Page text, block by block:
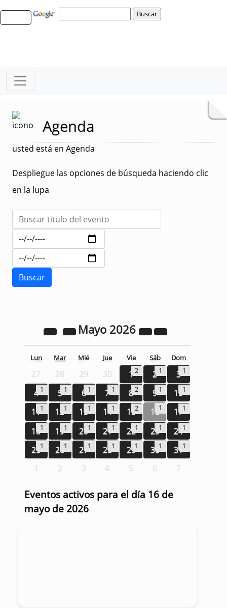
Agenda
usted está en Agenda
Despliegue las opciones de búsqueda haciendo clic
en la lupa
Mayo 2026
Lun Mar Mié Jue Vie Sáb Dom
27 28 29 30 12 2 1 3 1
4 1 5 1 6 1 7 1 82 9 1 101
111 121 131 141 152 161 171
181 191 201 211 221 231 241
251 261 271 281 291 301 311
1 2 3 4 5 6 7
Eventos activos para el día 16 de
mayo de 2026